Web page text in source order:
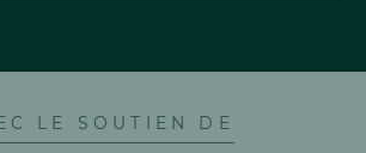
LE SOUTIEN DE